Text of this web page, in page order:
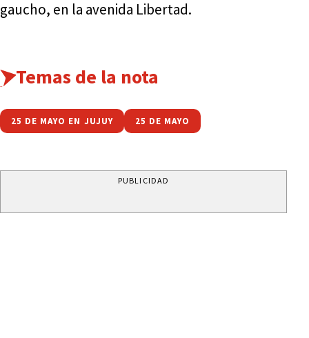
gaucho, en la avenida Libertad.
Temas de la nota
25 DE MAYO EN JUJUY 25 DE MAYO
PUBLICIDAD